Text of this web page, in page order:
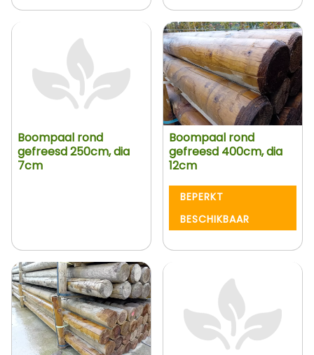
Boompaal rond
gefreesd 250cm, dia
7cm
Boompaal rond
gefreesd 400cm, dia
12cm
BEPERKT
BESCHIKBAAR